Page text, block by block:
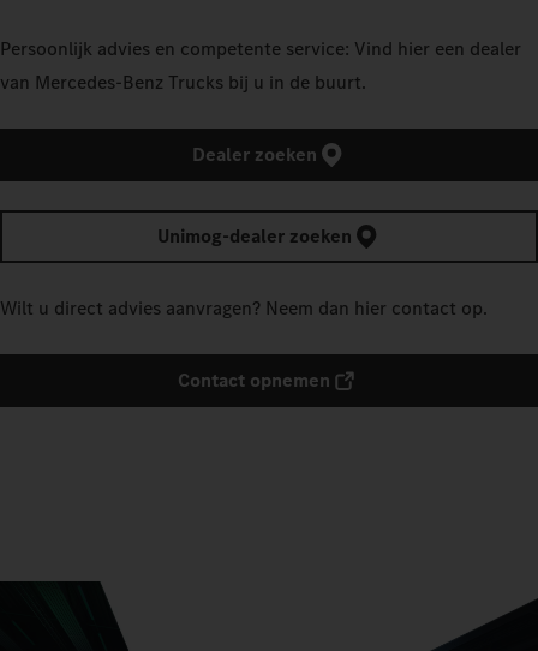
Persoonlijk advies en competente service: Vind hier een dealer
van Mercedes‑Benz Trucks bij u in de buurt.
Dealer zoeken
Unimog-dealer zoeken
Wilt u direct advies aanvragen? Neem dan hier contact op.
Contact opnemen